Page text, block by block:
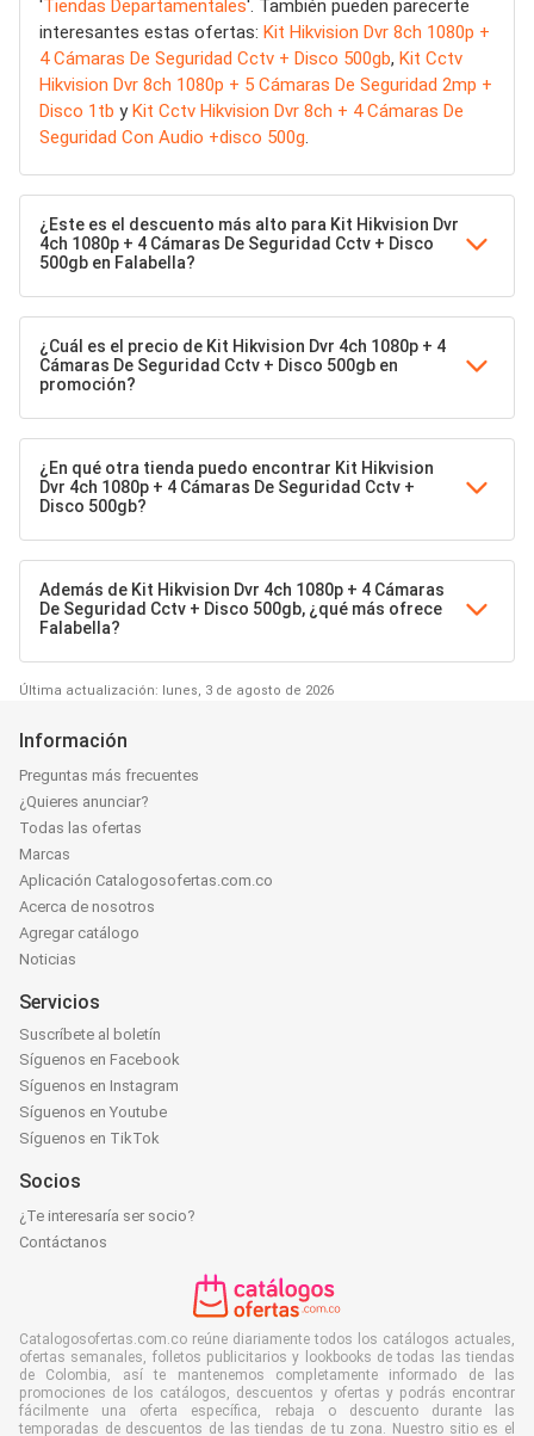
'Tiendas Departamentales'. También pueden parecerte
interesantes estas ofertas: Kit Hikvision Dvr 8ch 1080p +
4 Cámaras De Seguridad Cctv + Disco 500gb, Kit Cctv
Hikvision Dvr 8ch 1080p + 5 Cámaras De Seguridad 2mp +
Disco 1tb yKit Cctv Hikvision Dvr 8ch + 4 Cámaras De
Seguridad Con Audio +disco 500g
¿Este es el descuento más alto para Kit Hikvision Dvr
4ch 1080p + 4 Cámaras De Seguridad Cctv + Disco
500gb en Falabella?
¿Cuál es el precio de Kit Hikvision Dvr 4ch 1080p + 4
Cámaras De Seguridad Cctv + Disco 500gb en
promoción?
¿En qué otra tienda puedo encontrar Kit Hikvision
Dvr 4ch 1080p + 4 Cámaras De Seguridad Cctv +
Disco 500gb?
Además de Kit Hikvision Dvr 4ch 1080p + 4 Cámaras
De Seguridad Cctv + Disco 500gb, ¿qué más ofrece
Falabella?
Última actualización: lunes, 3 de agosto de 2026
Información
Preguntas más frecuentes
¿Quieres anunciar?
Todas las ofertas
Marcas
Aplicación Catalogosofertas.com.co
Acerca de nosotros
Agregar catálogo
Noticias
Servicios
Suscríbete al boletín
Síguenos en Facebook
Síguenos en Instagram
Síguenos en Youtube
Síguenos en TikTok
Socios
¿Te interesaría ser socio?
Contáctanos
Catalogosofertas.com.co reúne diariamente todos los catálogos actuales,
ofertas semanales, folletos publicitarios y lookbooks de todas las tiendas
de Colombia, así te mantenemos completamente informado de las
promociones de los catálogos, descuentos y ofertas y podrás encontrar
fácilmente una oferta específica, rebaja o descuento durante las
temporadas de descuentos de las tiendas de tu zona. Nuestro sitio es el